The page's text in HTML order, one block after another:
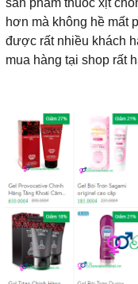
hơn mà không hề mất
được rất nhiều khách
mua hàng tại shop rất